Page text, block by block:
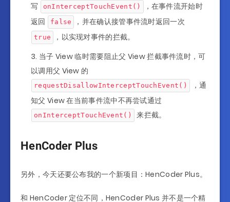
写
onInterceptTouchEvent()
，在事件流开始时
返回
false ，并在确认接管事件流时返回一次
true
，以实现对事件的拦截。
当子 View 临时需要阻止父 View 拦截事件流时，可
以调用父 View 的
requestDisallowInterceptTouchEvent()
，通
知父 View 在当前事件流中不再尝试通过
onInterceptTouchEvent() 来拦截。
HenCoder Plus
另外，今天还要公布我的一个新项目：HenCoder Plus。
和 HenCoder 定位不同，HenCoder Plus 并不是一个精